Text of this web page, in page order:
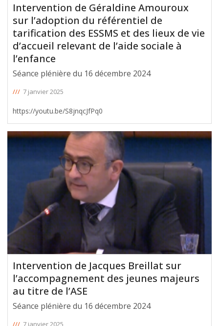
Intervention de Géraldine Amouroux
sur l’adoption du référentiel de
tarification des ESSMS et des lieux de vie
d’accueil relevant de l’aide sociale à
l’enfance
Séance plénière du 16 décembre 2024
/// 7 janvier 2025
https://youtu.be/S8jnqcJfPq0
Intervention de Jacques Breillat sur
l’accompagnement des jeunes majeurs
au titre de l’ASE
Séance plénière du 16 décembre 2024
/// 7 janvier 2025